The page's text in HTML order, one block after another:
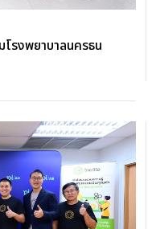
รงพยาบาลนครธน